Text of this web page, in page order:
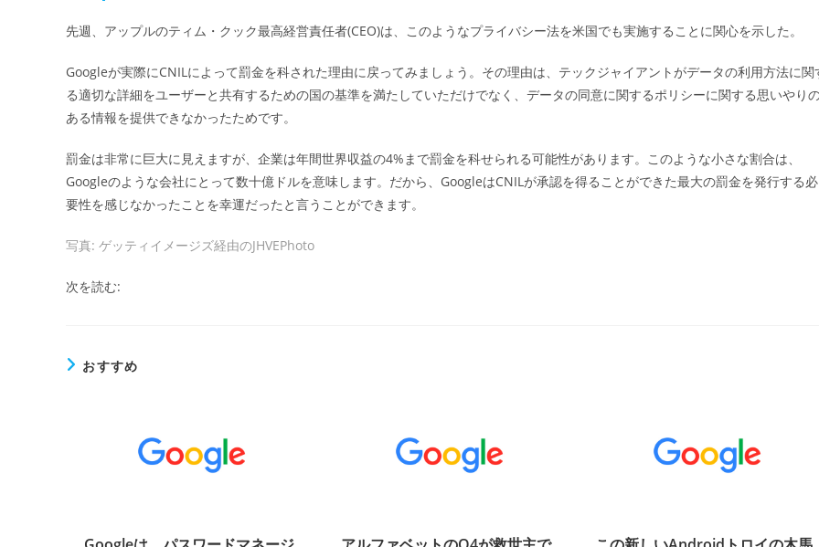
先週、アップルのティム・クック最高経営責任者(CEO)は、このようなプライバシー法を米国でも実施することに関心を示した。
Googleが実際にCNILによって罰金を科された理由に戻ってみましょう。その理由は、テックジャイアントがデータの利用方法に関
る適切な詳細をユーザーと共有するための国の基準を満たしていただけでなく、データの同意に関するポリシーに関する思いやり
ある情報を提供できなかったためです。
罰金は非常に巨大に見えますが、企業は年間世界収益の4%まで罰金を科せられる可能性があります。このような小さな割合は、
Googleのような会社にとって数十億ドルを意味します。だから、GoogleはCNILが承認を得ることができた最大の罰金を発行する必
要性を感じなかったことを幸運だったと言うことができます。
写真: ゲッティイメージズ経由のJHVEPhoto
次を読む:
おすすめ